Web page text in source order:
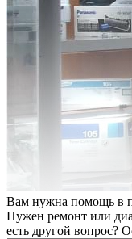
Вам нужна помощь в
Нужен ремонт или
есть другой вопрос?